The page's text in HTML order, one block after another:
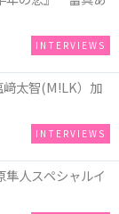
INTERVIEWS
﨑太智(M!LK）加
INTERVIEWS
人スペシャルイ